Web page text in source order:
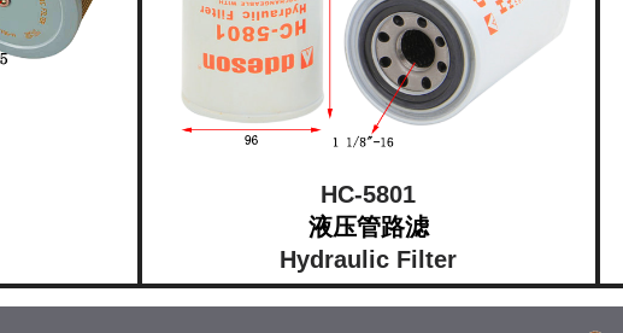
HC-5801
液压管路滤
Hydraulic Filter